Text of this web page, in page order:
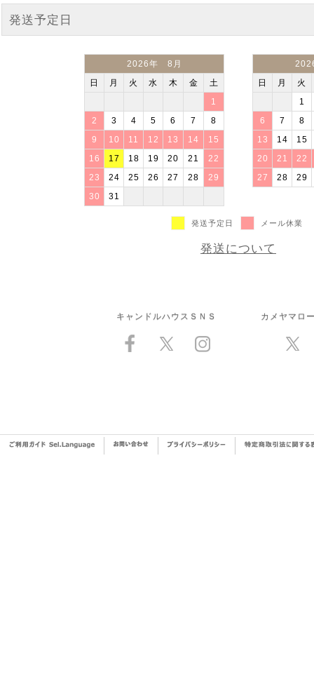
発送予定日
2026年 8月
日 月 火 水 木 金 土
1
2 3 4 5 6 7 8
9 10 11 12 13 14 15
16 17 18 19 20 21 22
23 24 25 26 27 28 29
30 31
日 月 火
1
6 7 8
13 14 15
20 21 22
27 28 29
発送予定日 メール休業
発送について
キャンドルハウスＳＮＳ カメヤマロ